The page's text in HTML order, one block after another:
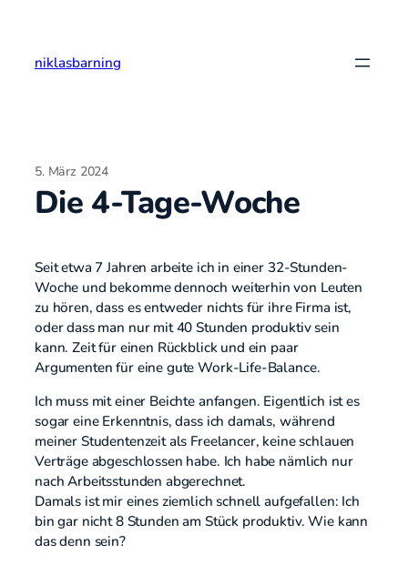
springen
niklasbarning
5. März 2024
Die 4-Tage-Woche
Seit etwa 7 Jahren arbeite ich in einer 32-Stunden-
Woche und bekomme dennoch weiterhin von Leuten
zu hören, dass es entweder nichts für ihre Firma ist,
oder dass man nur mit 40 Stunden produktiv sein
kann. Zeit für einen Rückblick und ein paar
Argumenten für eine gute Work-Life-Balance.
Ich muss mit einer Beichte anfangen. Eigentlich ist es
sogar eine Erkenntnis, dass ich damals, während
meiner Studentenzeit als Freelancer, keine schlauen
Verträge abgeschlossen habe. Ich habe nämlich nur
nach Arbeitsstunden abgerechnet.
Damals ist mir eines ziemlich schnell aufgefallen: Ich
bin gar nicht 8 Stunden am Stück produktiv. Wie kann
das denn sein?